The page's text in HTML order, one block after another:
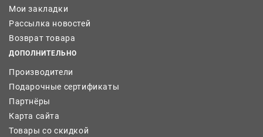
Мои закладки
Рассылка новостей
Возврат товара
ДОПОЛНИТЕЛЬНО
Производители
Подарочные сертификаты
Партнёры
Карта сайта
Товары со скидкой